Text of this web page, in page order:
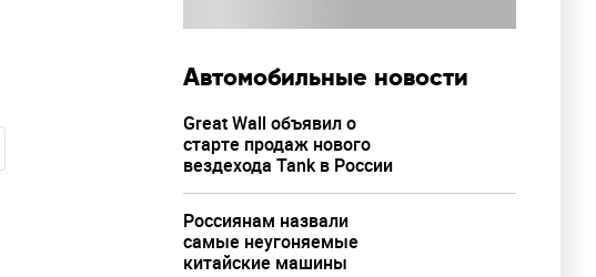
Автомобильные новости
Great Wall объявил о
старте продаж нового
вездехода Tank в России
Россиянам назвали
самые неугоняемые
китайские машины